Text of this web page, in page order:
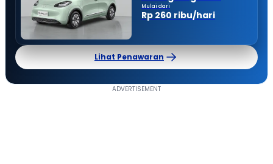
Mulai dari
Rp 260 ribu/hari
Lihat Penawaran